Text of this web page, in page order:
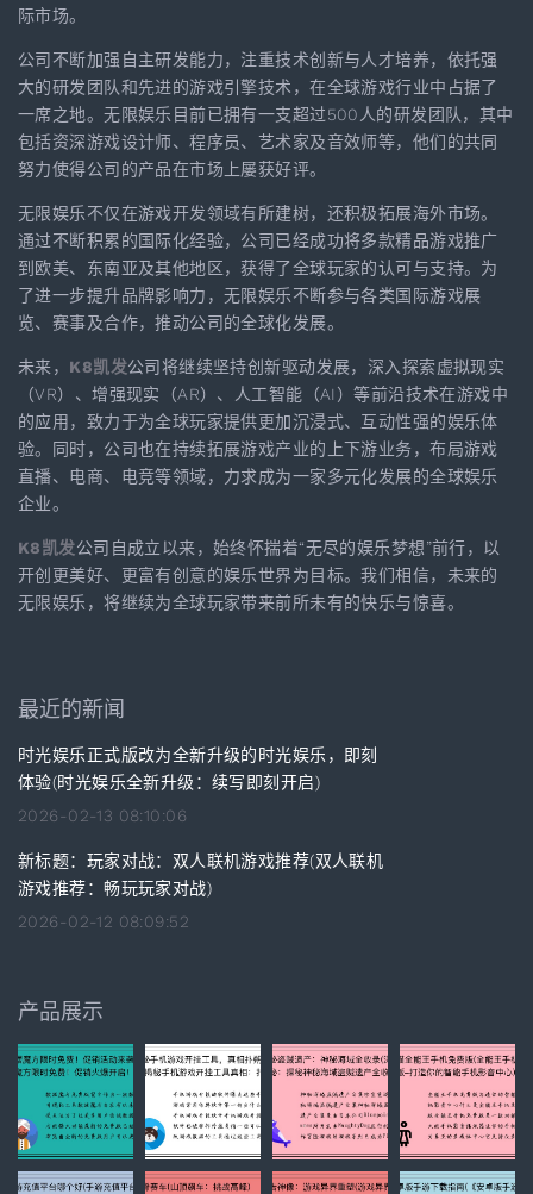
际市场。
公司不断加强自主研发能力，注重技术创新与人才培养，依托强
大的研发团队和先进的游戏引擎技术，在全球游戏行业中占据了
一席之地。无限娱乐目前已拥有一支超过500人的研发团队，其中
包括资深游戏设计师、程序员、艺术家及音效师等，他们的共同
努力使得公司的产品在市场上屡获好评。
无限娱乐不仅在游戏开发领域有所建树，还积极拓展海外市场。
通过不断积累的国际化经验，公司已经成功将多款精品游戏推广
到欧美、东南亚及其他地区，获得了全球玩家的认可与支持。为
了进一步提升品牌影响力，无限娱乐不断参与各类国际游戏展
览、赛事及合作，推动公司的全球化发展。
未来， K8凯发公司将继续坚持创新驱动发展，深入探索虚拟现实
（VR）、增强现实（AR）、人工智能（AI）等前沿技术在游戏中
的应用，致力于为全球玩家提供更加沉浸式、互动性强的娱乐体
验。同时，公司也在持续拓展游戏产业的上下游业务，布局游戏
直播、电商、电竞等领域，力求成为一家多元化发展的全球娱乐
企业。
K8凯发公司自成立以来，始终怀揣着“无尽的娱乐梦想”前行，以
开创更美好、更富有创意的娱乐世界为目标。我们相信，未来的
无限娱乐，将继续为全球玩家带来前所未有的快乐与惊喜。
最近的新闻
时光娱乐正式版改为全新升级的时光娱乐，即刻
体验(时光娱乐全新升级：续写即刻开启)
2026-02-13 08:10:06
新标题：玩家对战：双人联机游戏推荐(双人联机
游戏推荐：畅玩玩家对战)
2026-02-12 08:09:52
产品展示